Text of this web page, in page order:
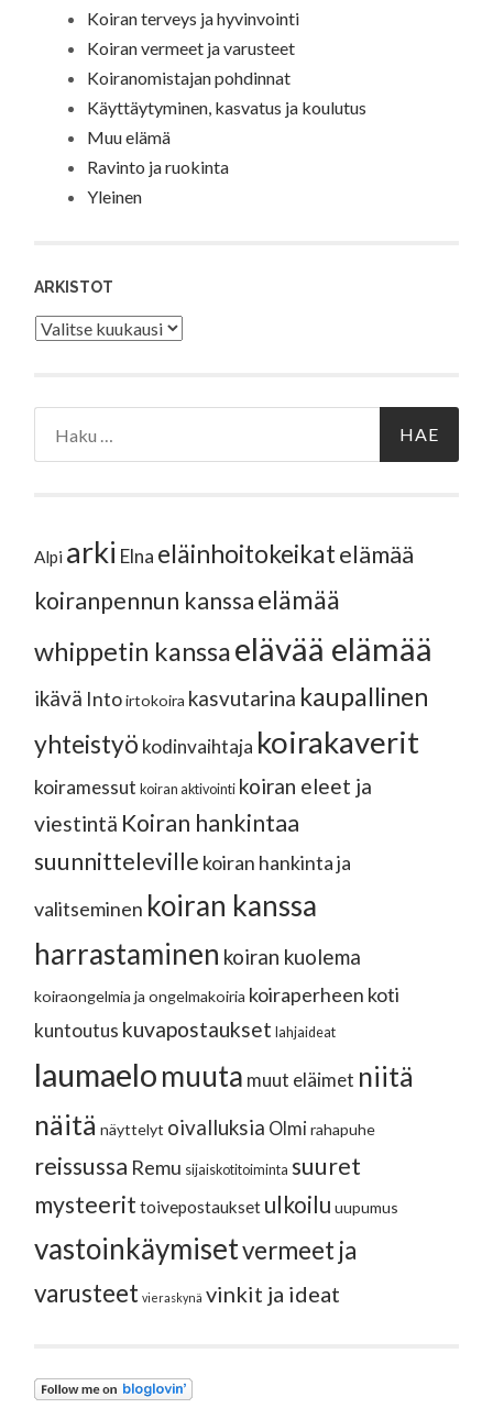
Koiran terveys ja hyvinvointi
Koiran vermeet ja varusteet
Koiranomistajan pohdinnat
Käyttäytyminen, kasvatus ja koulutus
Muu elämä
Ravinto ja ruokinta
Yleinen
ARKISTOT
Arkistot
Alpi arki Elna eläinhoitokeikatelämää
koiranpennun kanssaelämää
whippetin kanssaelävää elämää
ikävä Intoirtokoira kasvutarina kaupallinen
yhteistyö kodinvaihtaja koirakaverit
koiramessut koiran aktivointi koiran eleet ja
viestintä Koiran hankintaa
suunnitteleville koiran hankinta ja
valitseminen koiran kanssa
harrastaminen koiran kuolema
koiraongelmia ja ongelmakoiria koiraperheen koti
kuntoutus kuvapostaukset lahjaideat
laumaelomuuta muut eläimet niitä
näitä näyttelyt oivalluksia Olmi rahapuhe
reissussa Remu sijaiskotitoiminta suuret
mysteerit toivepostaukset ulkoilu uupumus
vastoinkäymisetvermeet ja
varusteet vieraskynä vinkit ja ideat